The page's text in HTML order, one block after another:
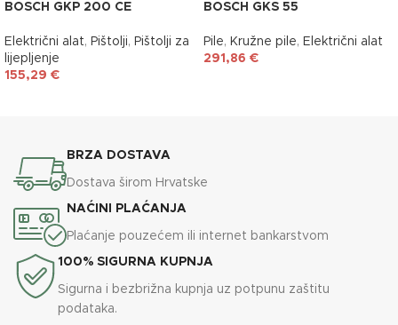
BOSCH GKP 200 CE
Električni alat, Pištolji, Pištolji za
lijepljenje
155,29 €
BOSCH GKS 55
Pile, Kružne pile, Električni alat
291,86 €
BRZA DOSTAVA
Dostava širom Hrvatske
NAĆINI PLAĆANJA
Plaćanje pouzećem ili internet bankarstvom
100% SIGURNA KUPNJA
Sigurna i bezbrižna kupnja uz potpunu zaštitu
podataka.